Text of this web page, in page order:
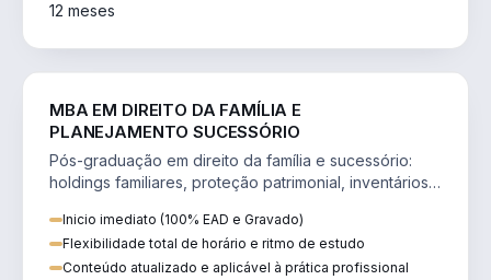
12 meses
MBA EM DIREITO DA FAMÍLIA E
PLANEJAMENTO SUCESSÓRIO
Pós-graduação em direito da família e sucessório:
holdings familiares, proteção patrimonial, inventários
Inicio imediato (100% EAD e Gravado)
Flexibilidade total de horário e ritmo de estudo
Conteúdo atualizado e aplicável à prática profissional